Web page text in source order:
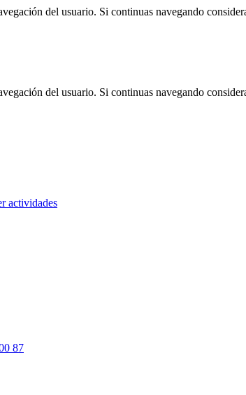
del usuario. Si continuas navegando
del usuario. Si continuas navegando
actividades
87